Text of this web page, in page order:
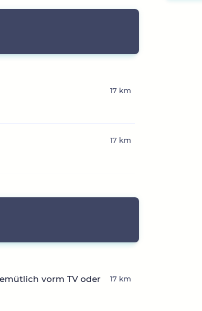
17 km
17 km
vorm TV oder
17 km